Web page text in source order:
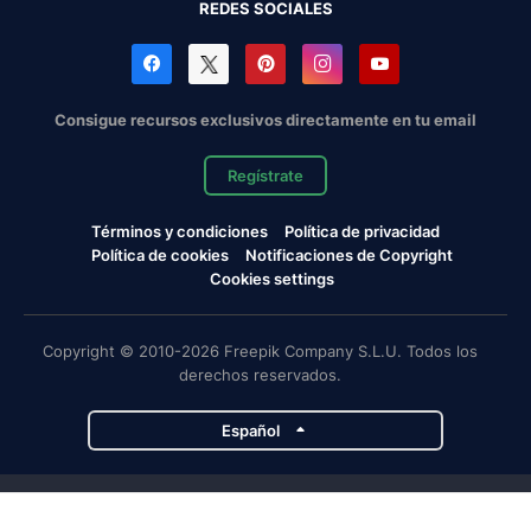
REDES SOCIALES
Consigue recursos exclusivos directamente en tu email
Regístrate
Términos y condiciones
Política de privacidad
Política de cookies
Notificaciones de Copyright
Cookies settings
Copyright © 2010-2026 Freepik Company S.L.U. Todos los
derechos reservados.
Español